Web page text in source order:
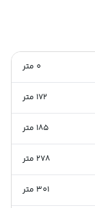
0 متر
172 متر
185 متر
278متر
301متر